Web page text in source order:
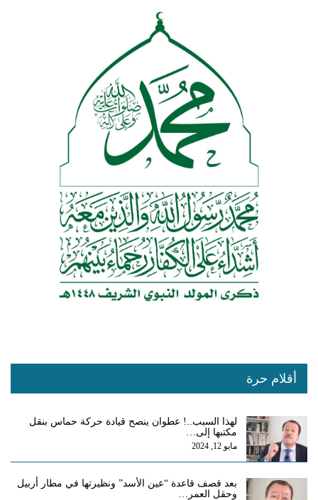
أقلام حرة
لهذا السبب..! عطوان ينصح قيادة حركة حماس بنقل
مكتبها إلى…
مايو 12, 2024
بعد قصف قاعدة “عين الأسد” ونظيرتها في مطار أربيل
وحقل العمر…